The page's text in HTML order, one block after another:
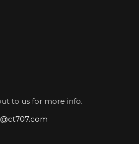
to us for more info.